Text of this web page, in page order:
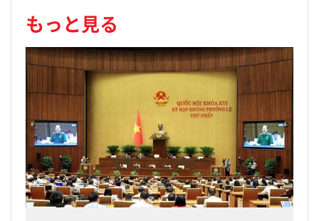
もっと見る